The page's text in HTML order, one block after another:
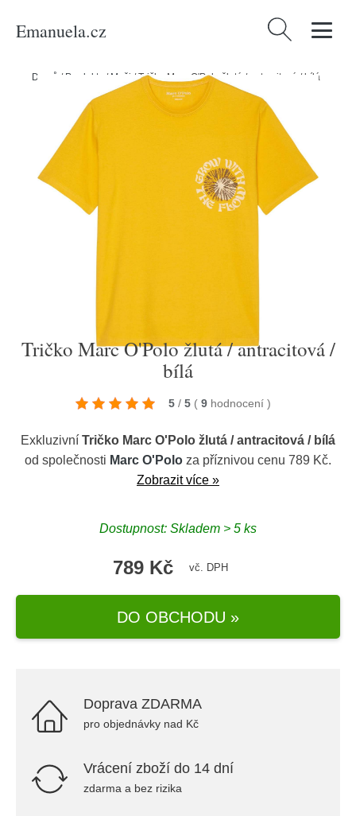
Emanuela.cz Vyhledávání
Domů / Produkty / Muži /Tričko Marc O'Polo žlutá / antracitová / bílá
Tričko Marc O'Polo žlutá / antracitová /
bílá
5 / 5 ( 9 hodnocení )
Exkluzivní Tričko Marc O'Polo žlutá / antracitová / bílá
od společnosti Marc O'Polo za příznivou cenu 789 Kč.
Zobrazit více »
Dostupnost: Skladem > 5 ks
789 Kč vč. DPH
DO OBCHODU »
Doprava ZDARMA
pro objednávky nad Kč
Vrácení zboží do 14 dní
zdarma a bez rizika